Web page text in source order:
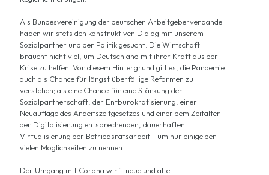
Als Bundesvereinigung der deutschen Arbeitgeberverbände
haben wir stets den konstruktiven Dialog mit unserem
Sozialpartner und der Politik gesucht. Die Wirtschaft
braucht nicht viel, um Deutschland mit ihrer Kraft aus der
Krise zu helfen. Vor diesem Hintergrund gilt es, die Pandemie
auch als Chance für längst überfällige Reformen zu
verstehen; als eine Chance für eine Stärkung der
Sozialpartnerschaft, der Entbürokratisierung, einer
Neuauflage des Arbeitszeitgesetzes und einer dem Zeitalter
der Digitalisierung entsprechenden, dauerhaften
Virtualisierung der Betriebsratsarbeit - um nur einige der
vielen Möglichkeiten zu nennen.
Der Umgang mit Corona wirft neue und alte